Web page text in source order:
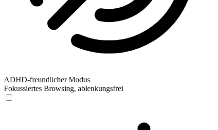
ADHD-freundlicher Modus
Fokussiertes Browsing, ablenkungsfrei